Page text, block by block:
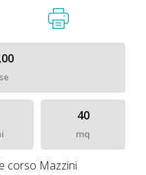
40
mq
corso Mazzini